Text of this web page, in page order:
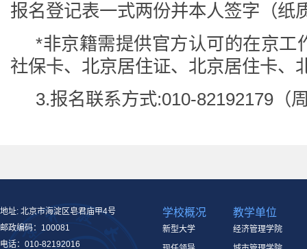
报名登记表一式两份并本人签字（纸
*非京籍需提供官方认可的在京
社保卡、北京居住证、北京居住卡、
3.报名联系方式:010-82192179（
地址: 北京市海淀区皂君庙甲4号
邮政编码：100081
电话：010-82192016
学校概况
新型大学
教学单位
经济管理学院